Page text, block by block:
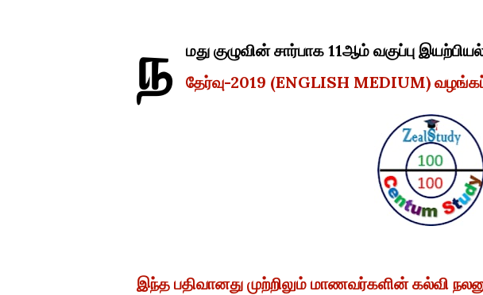
ந
மது குழுவின் சார்பாக 11ஆம் வகுப்பு
தேர்வு-2019 (ENGLISH MEDIUM)
இந்த பதிவானது முற்றிலும் மாணவர்களின் கல்வி